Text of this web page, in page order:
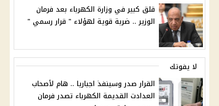
قلق كبير في وزارة الكهرباء بعد فرمان
الوزير .. ضربة قوية لهؤلاء " قرار رسمي "
لا يفوتك
القرار صدر وسينفذ اجباريا .. هام لأصحاب
العدادت القديمة الكهرباء تصدر فرمان